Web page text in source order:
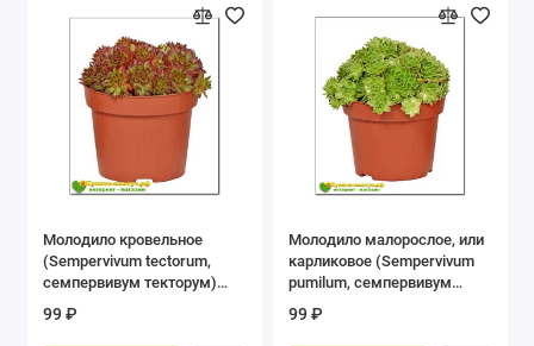
Молодило кровельное
(Sempervivum tectorum,
семпервивум текторум)
99 ₽
Молодило малорослое, или
карликовое (Sempervivum
pumilum, семпервивум
99 ₽